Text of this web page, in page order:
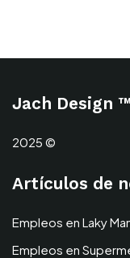
Jach Design ™
2025 ©
Artículos de
Empleos en Laky
Empleos en